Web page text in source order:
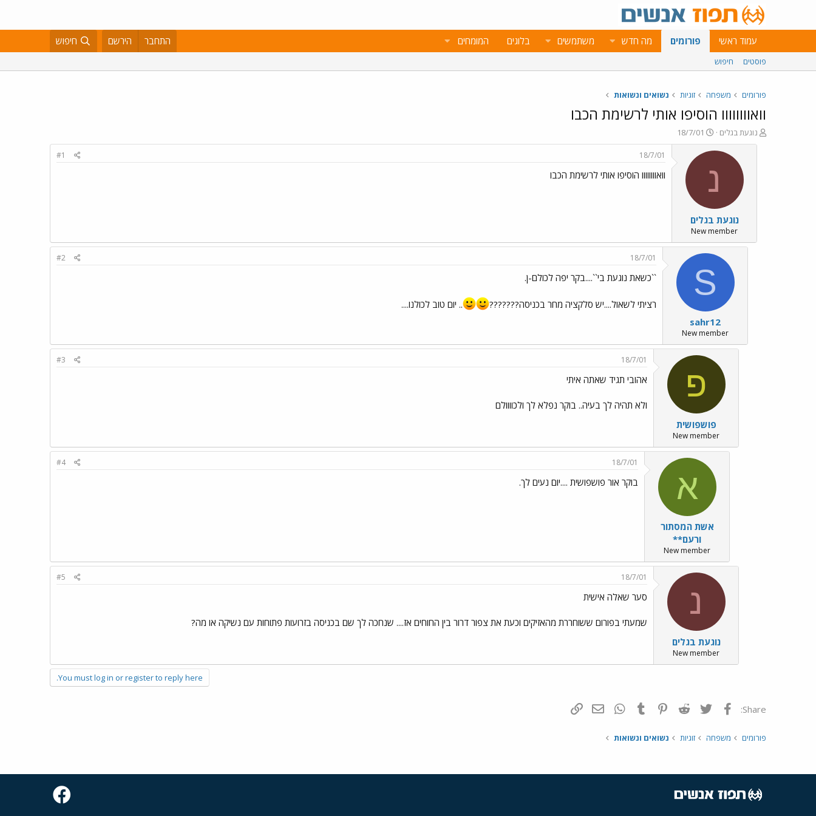
עמוד ראשי פורומים מה חדש משתמשים בלוגים המומחים התחבר הירשם חיפוש
פוסטים חיפוש
פורומים משפחה זוגיות נשואים ונשואות
וואוווווווו הוסיפו אותי לרשימת הכבו
פ
ו
נוגעת בגלים
פ
ו
ר
א
ר
י
ך
18/7/01
נ
נוגעת בגלים
New member
18/7/01
#1
וואוווווווו הוסיפו אותי לרשימת הכבו
S
sahr12
New member
18/7/01
#2
``כשאת נוגעת בי``....בקר יפה לכולם-ן.
רציתי לשאול....יש סלקציה מחר בכניסה??????? .. יום טוב לכולנו....
פ
פושפושית
New member
18/7/01
#3
אהובי תגיד שאתה איתי
ולא תהיה לך בעיה.. בוקר נפלא לך ולכוווולם
א
אשת המסתור
ורעם**
New member
18/7/01
#4
בוקר אור פושפושית ....יום נעים לך.
נ
נוגעת בגלים
New member
18/7/01
#5
סער שאלה אישית
שמעתי בפורום ששוחררת מהאזיקים וכעת את צפור דרור בין החוחים אז.... שנחכה לך שם בכניסה בזרועות פתוחות עם נשיקה או מה?
You must log in or register to reply here.
Share: פייסבוק Twitter
Reddit
Pinterest
Tumblr
WhatsAppדואר אלקטרוני
פורומים משפחה זוגיות נשואים ונשואות